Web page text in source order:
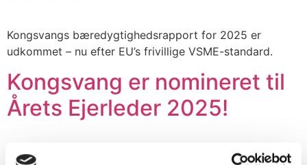
Kongsvangs bæredygtighedsrapport for 2025 er
udkommet – nu efter EU’s frivillige VSME-standard.
Kongsvang er nomineret til
Årets Ejerleder 2025!
Kongsvang er nomineret til Årets Ejerleder 2025. En stor